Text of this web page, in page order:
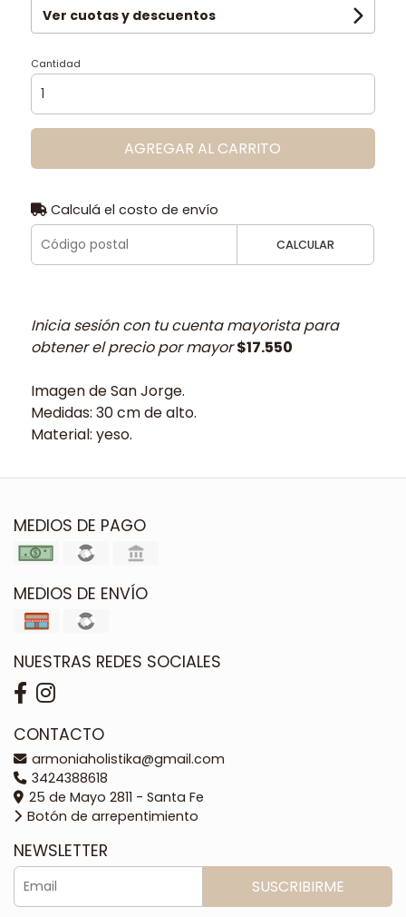
Ver cuotas y descuentos
Cantidad
AGREGAR AL CARRITO
Calculá el costo de envío
CALCULAR
Inicia sesión con tu cuenta mayorista para
obtener el precio por mayor$17.550
Imagen de San Jorge.
Medidas: 30 cm de alto.
Material: yeso.
MEDIOS DE PAGO
MEDIOS DE ENVÍO
NUESTRAS REDES SOCIALES
CONTACTO
armoniaholistika@gmail.com
3424388618
25 de Mayo 2811 - Santa Fe
Botón de arrepentimiento
NEWSLETTER
SUSCRIBIRME